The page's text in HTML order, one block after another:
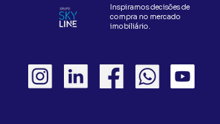
Inspiramos decisões de
compra no mercado
imobiliário.